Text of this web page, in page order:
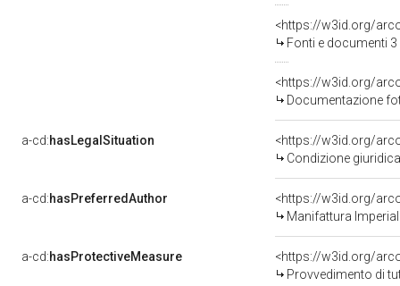
<https://w3id.org/
Fonti e documenti
Documentazione
a-cd:hasLegalSituation
<https://w3id.org/
Condizione
a-cd:hasPreferredAuthor
<https://w3id.org/
Manifattura
a-cd:hasProtectiveMeasure
<https://w3id.org/
Provvedimento di